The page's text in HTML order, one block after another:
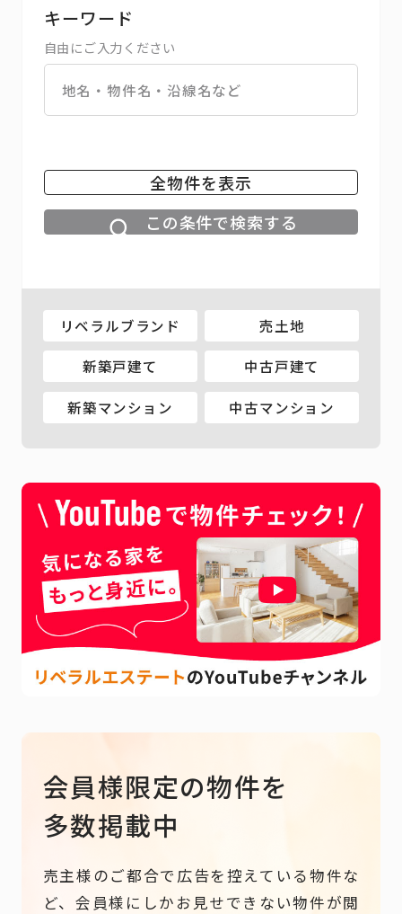
キーワード
自由にご入力ください
全物件を表示
この条件で検索する
リベラルブランド 売土地
新築戸建て 中古戸建て
新築マンション 中古マンション
会員様限定の物件を
多数掲載中
売主様のご都合で広告を控えている物件な
ど、会員様にしかお見せできない物件が閲